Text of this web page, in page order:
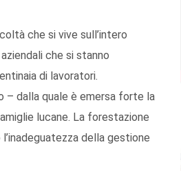
che si vive sull’intero
che si stanno
di lavoratori.
– dalla quale è emersa forte la
lucane. La forestazione
della gestione